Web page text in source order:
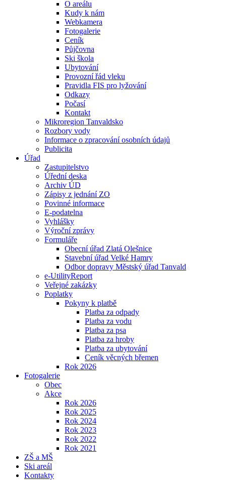
O areálu
Kudy k nám
Webkamera
Fotogalerie
Ceník
Půjčovna
Ski škola
Ubytování
Provozní řád vleku
Pravidla FIS pro lyžování
Odkazy
Počasí
Kontakt
Mikroregion Tanvaldsko
Rozbory vody
Informace o zpracování osobních údajů
Publicita
Úřad
Zastupitelstvo
Úřední deska
Archiv ÚD
Zápisy z jednání ZO
Povinné informace
E-podatelna
Vyhlášky
Výroční zprávy
Formuláře
Obecní úřad Zlatá Olešnice
Stavební úřad Velké Hamry
Odbor dopravy Městský úřad Tanvald
e-UtilityReport
Veřejné zakázky
Poplatky
Pokyny k platbě
Platba za odpady
Platba za vodu
Platba za psa
Platba za hroby
Platba za ubytování
Ceník věcných břemen
Rok 2026
Fotogalerie
Obec
Akce
Rok 2026
Rok 2025
Rok 2024
Rok 2023
Rok 2022
Rok 2021
ZŠ a MŠ
Ski areál
Kontakty